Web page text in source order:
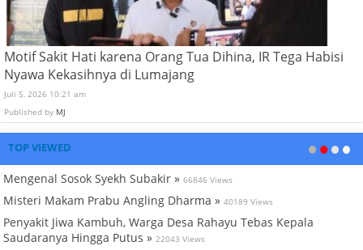
Motif Sakit Hati karena Orang Tua Dihina, IR Tega Habisi
Nyawa Kekasihnya di Lumajang
Juli 5, 2026 10:21 am
Published by MJ
TOP VIEWED
Mengenal Sosok Syekh Subakir » 66846 Views
Misteri Makam Prabu Angling Dharma » 40189 Views
Penyakit Jiwa Kambuh, Warga Desa Rahayu Tebas Kepala
Saudaranya Hingga Putus » 22043 Views